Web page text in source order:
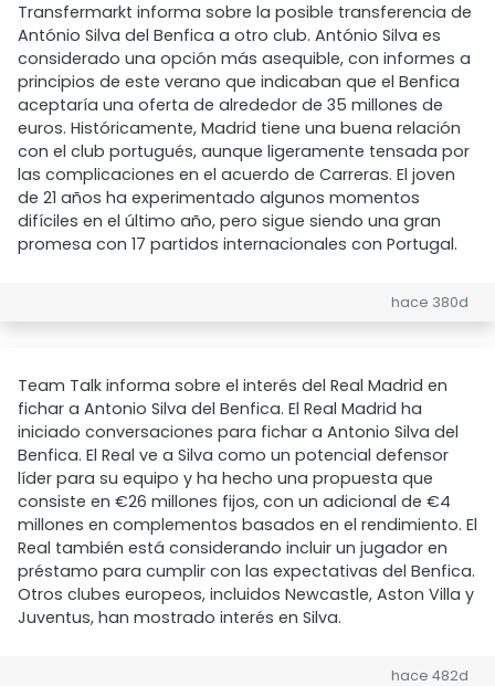
Transfermarkt informa sobre la posible transferencia de
António Silva del Benfica a otro club. António Silva es
considerado una opción más asequible, con informes a
principios de este verano que indicaban que el Benfica
aceptaría una oferta de alrededor de 35 millones de
euros. Históricamente, Madrid tiene una buena relación
con el club portugués, aunque ligeramente tensada por
las complicaciones en el acuerdo de Carreras. El joven
de 21 años ha experimentado algunos momentos
difíciles en el último año, pero sigue siendo una gran
promesa con 17 partidos internacionales con Portugal.
hace 380d
Team Talk informa sobre el interés del Real Madrid en
fichar a Antonio Silva del Benfica. El Real Madrid ha
iniciado conversaciones para fichar a Antonio Silva del
Benfica. El Real ve a Silva como un potencial defensor
líder para su equipo y ha hecho una propuesta que
consiste en €26 millones fijos, con un adicional de €4
millones en complementos basados en el rendimiento. El
Real también está considerando incluir un jugador en
préstamo para cumplir con las expectativas del Benfica.
Otros clubes europeos, incluidos Newcastle, Aston Villa y
Juventus, han mostrado interés en Silva.
hace 482d